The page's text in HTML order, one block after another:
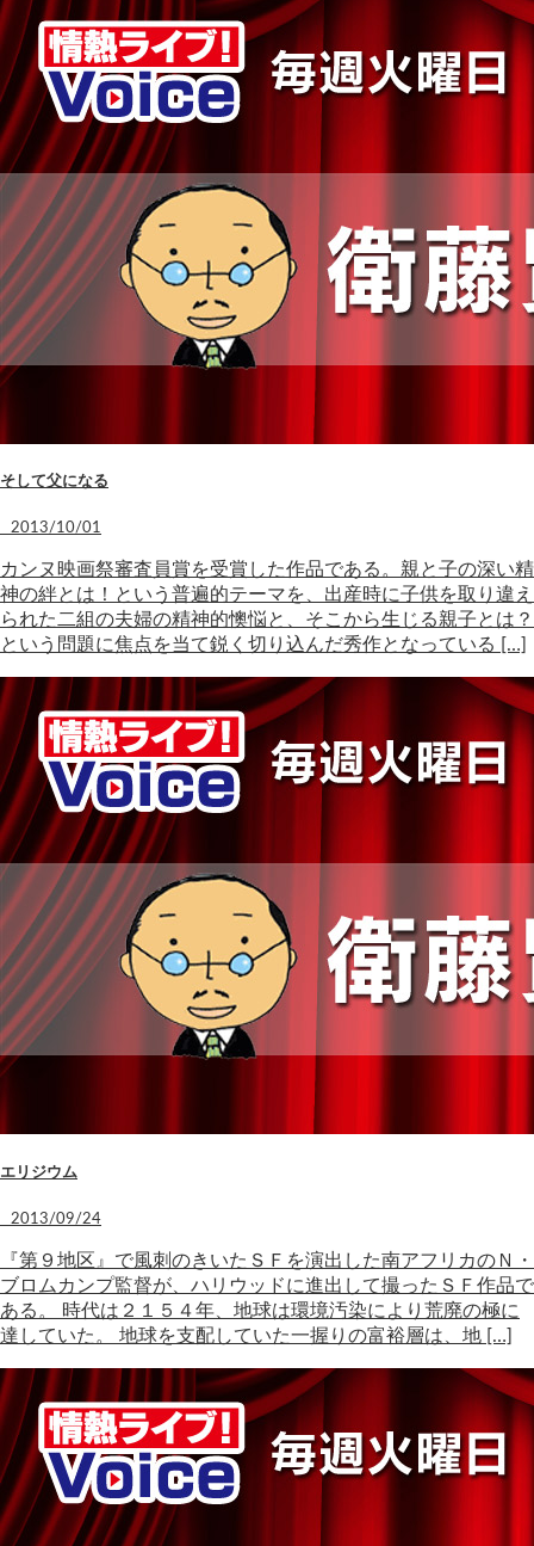
そして父になる
2013/10/01
カンヌ映画祭審査員賞を受賞した作品である。親と子の深い精
神の絆とは！という普遍的テーマを、出産時に子供を取り違え
られた二組の夫婦の精神的懊悩と、そこから生じる親子とは？
という問題に焦点を当て鋭く切り込んだ秀作となっている […]
エリジウム
2013/09/24
『第９地区』で風刺のきいたＳＦを演出した南アフリカのＮ・
ブロムカンプ監督が、ハリウッドに進出して撮ったＳＦ作品で
ある。 時代は２１５４年、地球は環境汚染により荒廃の極に
達していた。 地球を支配していた一握りの富裕層は、地 […]